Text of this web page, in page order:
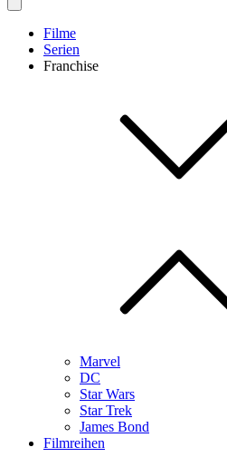
Filme
Serien
Franchise
Marvel
DC
Star Wars
Star Trek
James Bond
Filmreihen